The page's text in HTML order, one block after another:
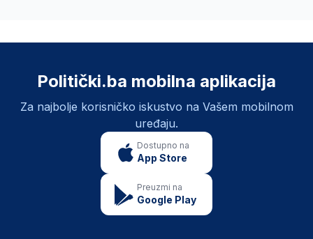
Politički.ba mobilna aplikacija
Za najbolje korisničko iskustvo na Vašem mobilnom
uređaju.
Dostupno na
App Store
Preuzmi na
Google Play